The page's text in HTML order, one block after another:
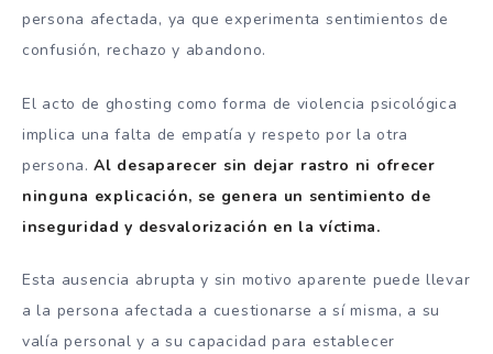
persona afectada, ya que experimenta sentimientos de
confusión, rechazo y abandono.
El acto de ghosting como forma de violencia psicológica
implica una falta de empatía y respeto por la otra
persona.Al desaparecer sin dejar rastro ni ofrecer
ninguna explicación, se genera un sentimiento de
inseguridad y desvalorización en la víctima.
Esta ausencia abrupta y sin motivo aparente puede llevar
a la persona afectada a cuestionarse a sí misma, a su
valía personal y a su capacidad para establecer